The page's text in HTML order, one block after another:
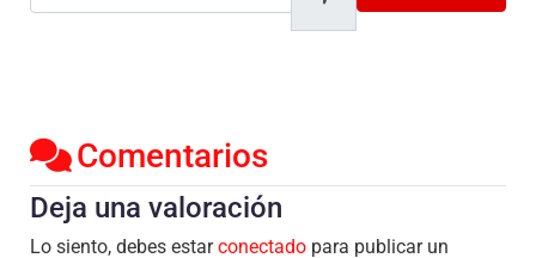
Comentarios
Deja una valoración
Lo siento, debes estarconectado para publicar un